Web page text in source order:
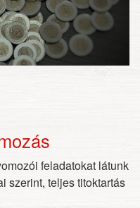
feladatokat látunk
szerint, teljes titoktartás